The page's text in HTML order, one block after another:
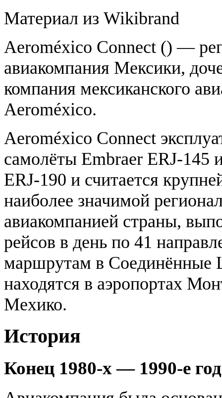
Материал из Wikibrand
Aeroméxico Connect () —
авиакомпания Мексики,
компания мексиканского
Aeroméxico.
Aeroméxico Connect
самолёты Embraer ERJ-145
ERJ-190 и считается
наиболее значимой
авиакомпанией страны,
рейсов в день по 41
маршрутам в Соединённые
находятся в аэропортах
Мехико.
История
Конец 1980-х — 1990-е